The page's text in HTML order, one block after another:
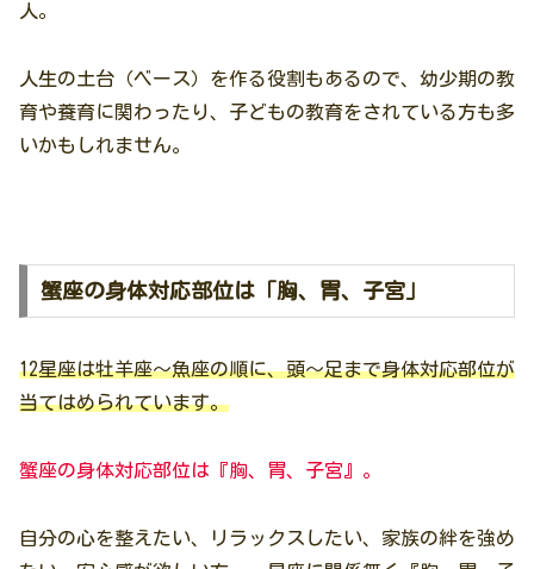
人。
人生の土台（ベース）を作る役割もあるので、幼少期の教
育や養育に関わったり、子どもの教育をされている方も多
いかもしれません。
蟹座の身体対応部位は「胸、胃、子宮」
12星座は牡羊座〜魚座の順に、頭〜足まで身体対応部位が
当てはめられています。
蟹座の身体対応部位は『胸、胃、子宮』。
自分の心を整えたい、リラックスしたい、家族の絆を強め